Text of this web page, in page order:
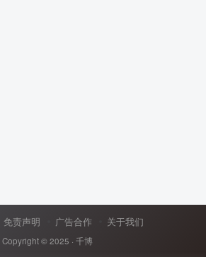
免责声明 广告合作 关于我们
Copyright © 2025 · 千博